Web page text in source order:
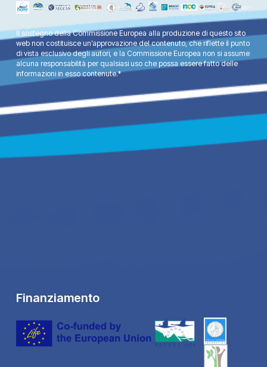
Il sostegno della Commissione Europea alla produzione di questo sito
web non costituisce un’approvazione del contenuto, che riflette il punto
di vista esclusivo degli autori, e la Commissione Europea non si assume
alcuna responsabilità per qualsiasi uso che possa essere fatto delle
informazioni in esso contenute.*
Finanziamento